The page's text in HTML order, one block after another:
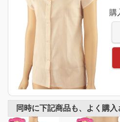
購
同時に下記商品も、よく購入